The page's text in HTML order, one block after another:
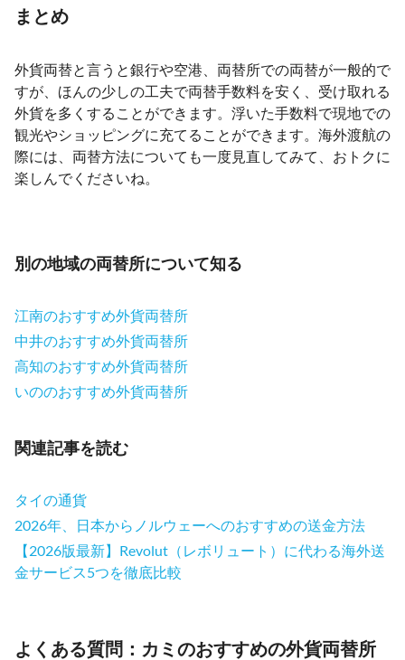
まとめ
外貨両替と言うと銀行や空港、両替所での両替が一般的で
すが、ほんの少しの工夫で両替手数料を安く、受け取れる
外貨を多くすることができます。浮いた手数料で現地での
観光やショッピングに充てることができます。海外渡航の
際には、両替方法についても一度見直してみて、おトクに
楽しんでくださいね。
別の地域の両替所について知る
江南のおすすめ外貨両替所
中井のおすすめ外貨両替所
高知のおすすめ外貨両替所
いののおすすめ外貨両替所
関連記事を読む
タイの通貨
2026年、日本からノルウェーへのおすすめの送金方法
【2026版最新】Revolut（レボリュート）に代わる海外送
金サービス5つを徹底比較
よくある質問：カミのおすすめの外貨両替所